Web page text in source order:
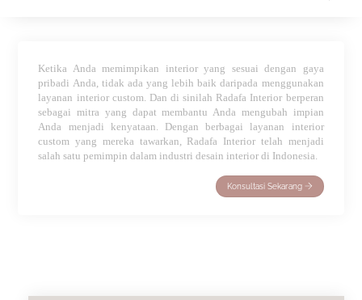
Ketika Anda memimpikan interior yang sesuai dengan gaya
pribadi Anda, tidak ada yang lebih baik daripada menggunakan
layanan interior custom. Dan di sinilah Radafa Interior berperan
sebagai mitra yang dapat membantu Anda mengubah impian
Anda menjadi kenyataan. Dengan berbagai layanan interior
custom yang mereka tawarkan, Radafa Interior telah menjadi
salah satu pemimpin dalam industri desain interior di Indonesia.
Konsultasi Sekarang